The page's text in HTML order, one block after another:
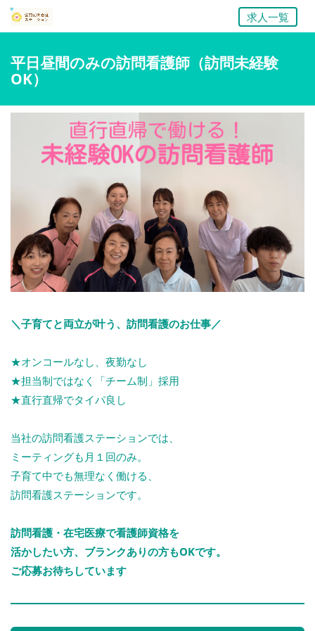
求人一覧
平日昼間のみの訪問看護師（訪問未経験
OK）
＼子育てと両立が叶う、訪問看護のお仕事／
★オンコールなし、夜勤なし
★担当制ではなく「チーム制」採用
★直行直帰でタイパ良し
当社の訪問看護ステーションでは、
ミーティングも月１回のみ。
子育て中でも無理なく働ける、
訪問看護ステーションです。
訪問看護・在宅医療で看護師資格を
活かしたい方、ブランクありの方もOKです。
ご応募お待ちしています